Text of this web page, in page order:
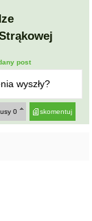
post
wyszły?
skomentuj
0